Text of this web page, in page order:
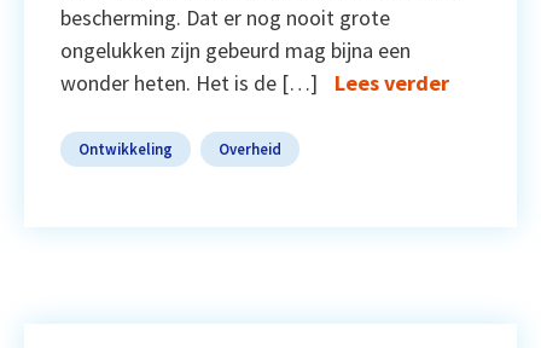
bescherming. Dat er nog nooit grote
ongelukken zijn gebeurd mag bijna een
wonder heten. Het is de […]
Lees verder
Ontwikkeling Overheid